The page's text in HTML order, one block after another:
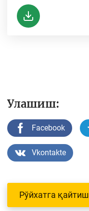
Улашиш:
Facebook
Vkontakte
Рўйхатга қайтиш